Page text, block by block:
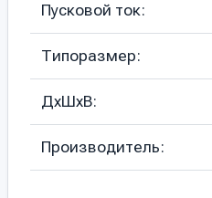
Пусковой ток:
Типоразмер:
ДхШхВ:
Производитель: